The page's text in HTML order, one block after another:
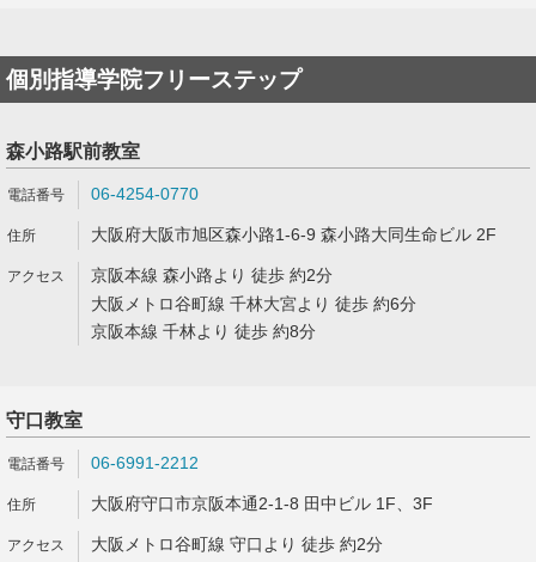
個別指導学院フリーステップ
森小路駅前教室
06-4254-0770
大阪府大阪市旭区森小路1-6-9 森小路大同生命ビル 2F
京阪本線 森小路より 徒歩 約2分
大阪メトロ谷町線 千林大宮より 徒歩 約6分
京阪本線 千林より 徒歩 約8分
守口教室
06-6991-2212
大阪府守口市京阪本通2-1-8 田中ビル 1F、3F
大阪メトロ谷町線 守口より 徒歩 約2分